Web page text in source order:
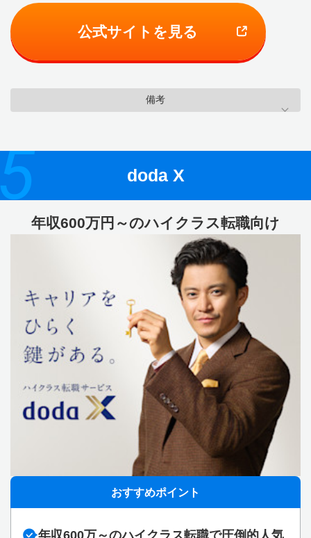
公式サイトを見る
備考
doda X
年収600万円～のハイクラス転職向け
おすすめポイント
年収600万～のハイクラス転職で圧倒的人気